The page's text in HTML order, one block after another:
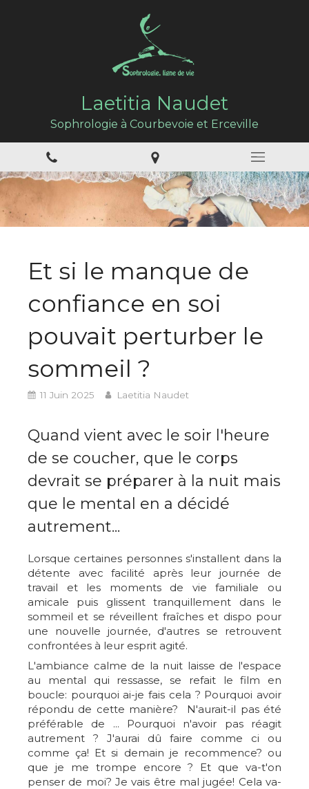
Laetitia Naudet
Sophrologie à Courbevoie et Erceville
Et si le manque de
confiance en soi
pouvait perturber le
sommeil ?
11 Juin 2025 Laetitia Naudet
Quand vient avec le soir l'heure
de se coucher, que le corps
devrait se préparer à la nuit mais
que le mental en a décidé
autrement...
Lorsque certaines personnes s'installent dans la
détente avec facilité après leur journée de
travail et les moments de vie familiale ou
amicale puis glissent tranquillement dans le
sommeil et se réveillent fraîches et dispo pour
une nouvelle journée, d'autres se retrouvent
confrontées à leur esprit agité.
L'ambiance calme de la nuit laisse de l'espace
au mental qui ressasse, se refait le film en
boucle: pourquoi ai-je fais cela ? Pourquoi avoir
répondu de cette manière? N'aurait-il pas été
préférable de ... Pourquoi n'avoir pas réagit
autrement ? J'aurai dû faire comme ci ou
comme ça! Et si demain je recommence? ou
que je me trompe encore ? Et que va-t'on
penser de moi? Je vais être mal jugée! Cela va-